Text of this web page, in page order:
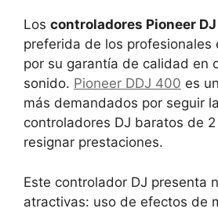
Los controladores Pioneer DJ
preferida de los profesionales
por su garantía de calidad en
sonido. Pioneer DDJ 400 es
más demandados por seguir
controladores DJ baratos de
resignar prestaciones.
Este controlador DJ presenta
atractivas: uso de efectos de